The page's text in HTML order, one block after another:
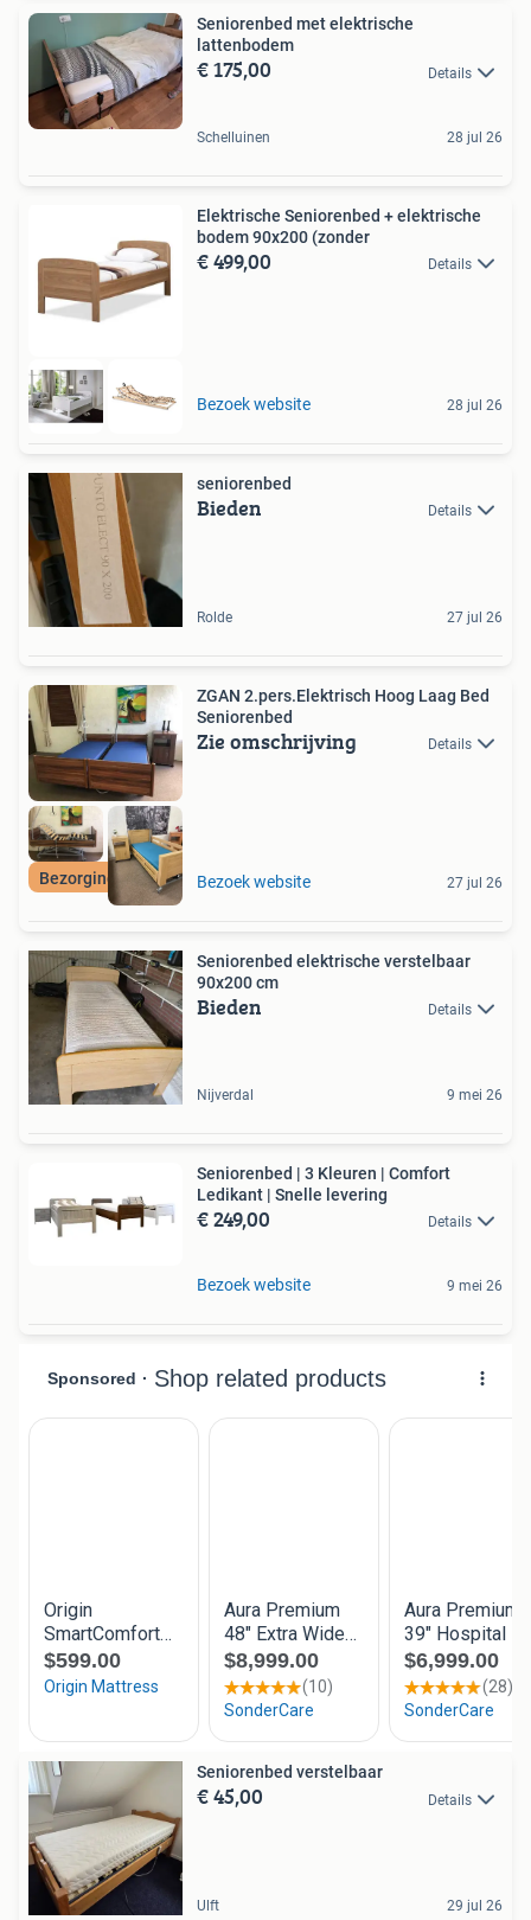
Seniorenbed met elektrische
lattenbodem
€ 175,00 Details
Schelluinen 28 jul 26
Elektrische Seniorenbed + elektrische
bodem 90x200 (zonder
€ 499,00 Details
Bezoek website 28 jul 26
seniorenbed
Bieden Details
Rolde 27 jul 26
Bezorging+Garantie
ZGAN 2.pers.Elektrisch Hoog Laag Bed
Seniorenbed
Zie omschrijving Details
Bezoek website 27 jul 26
Seniorenbed elektrische verstelbaar
90x200 cm
Bieden Details
Nijverdal 9 mei 26
Seniorenbed | 3 Kleuren | Comfort
Ledikant | Snelle levering
€ 249,00 Details
Bezoek website 9 mei 26
Seniorenbed verstelbaar
€ 45,00 Details
Ulft 29 jul 26